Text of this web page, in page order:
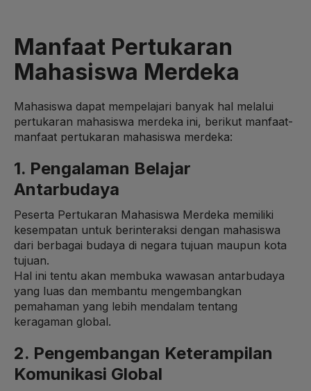
Manfaat Pertukaran
Mahasiswa Merdeka
Mahasiswa dapat mempelajari banyak hal melalui
pertukaran mahasiswa merdeka ini, berikut manfaat-
manfaat pertukaran mahasiswa merdeka:
1. Pengalaman Belajar
Antarbudaya
Peserta Pertukaran Mahasiswa Merdeka memiliki
kesempatan untuk berinteraksi dengan mahasiswa
dari berbagai budaya di negara tujuan maupun kota
tujuan.
Hal ini tentu akan membuka wawasan antarbudaya
yang luas dan membantu mengembangkan
pemahaman yang lebih mendalam tentang
keragaman global.
2. Pengembangan Keterampilan
Komunikasi Global